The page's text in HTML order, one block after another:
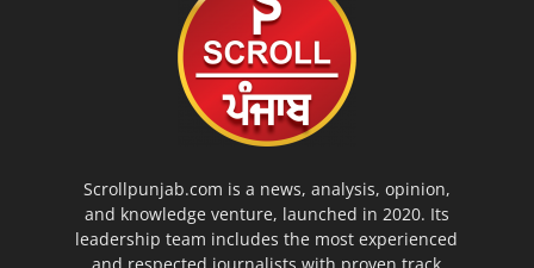
Scrollpunjab.com is a news, analysis, opinion,
and knowledge venture, launched in 2020. Its
leadership team includes the most experienced